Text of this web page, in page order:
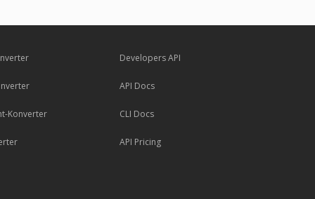
Konverter
Developers API
API Docs
CLI Docs
API Pricing